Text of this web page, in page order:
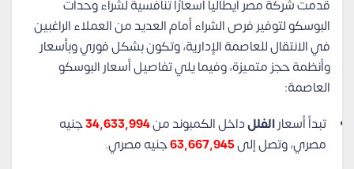
قدمت شركة مصر ايطاليا أسعارًا تنافسية لشراء وحدات
البوسكو لتوفير فرص الشراء أمام العديد من العملاء الراغبين
في الانتقال للعاصمة الإدارية، وتكون بشكل فوري وبأسعار
وأنظمة حجز متميزة، وفيما يلي تفاصيل أسعار البوسكو
العاصمة:
تبدأ أسعارالفللداخل الكمبوند من34,633,994جنيه
مصري، وتصل إلى63,667,945جنيه مصري.